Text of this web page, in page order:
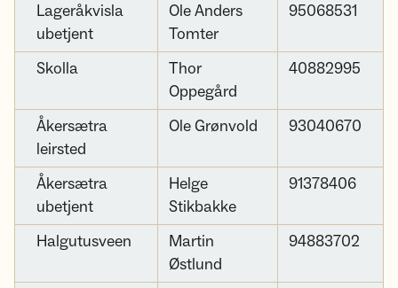
Lageråkvisla
ubetjent
Ole Anders
Tomter
95068531
Skolla
Thor
Oppegård
40882995
Åkersætra
leirsted
Ole Grønvold 93040670
Åkersætra
ubetjent
Helge
Stikbakke
91378406
Halgutusveen
Martin
Østlund
94883702